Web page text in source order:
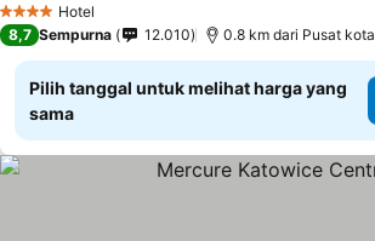
4 BintangHotel
8,7 Sempurna 12.010 0.8 km dari Pusat kota
Pilih tanggal untuk melihat harga yang
sama